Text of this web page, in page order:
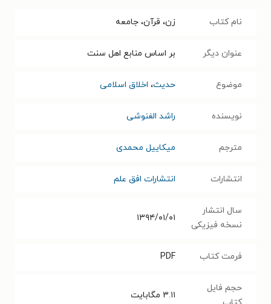
نام کتاب زن، قرآن، جامعه
عنوان دیگر بر اساس منابع اهل سنت
موضوع حدیث، اخلاق اسلامی
نویسنده راشد الغنوشی
مترجم میکاییل محمدی
انتشارات انتشارات افق علم
سال انتشار
نسخه فیزیکی
۱۳۹۴/۰۱/۰۱
فرمت کتاب PDF
حجم فایل
۳.۱۱ مگابایت